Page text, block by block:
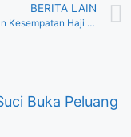
BERITA LAIN
Manfaatkan Kesempatan Haji dan Umrah untuk Membantu Orang Lain
Buka Peluang